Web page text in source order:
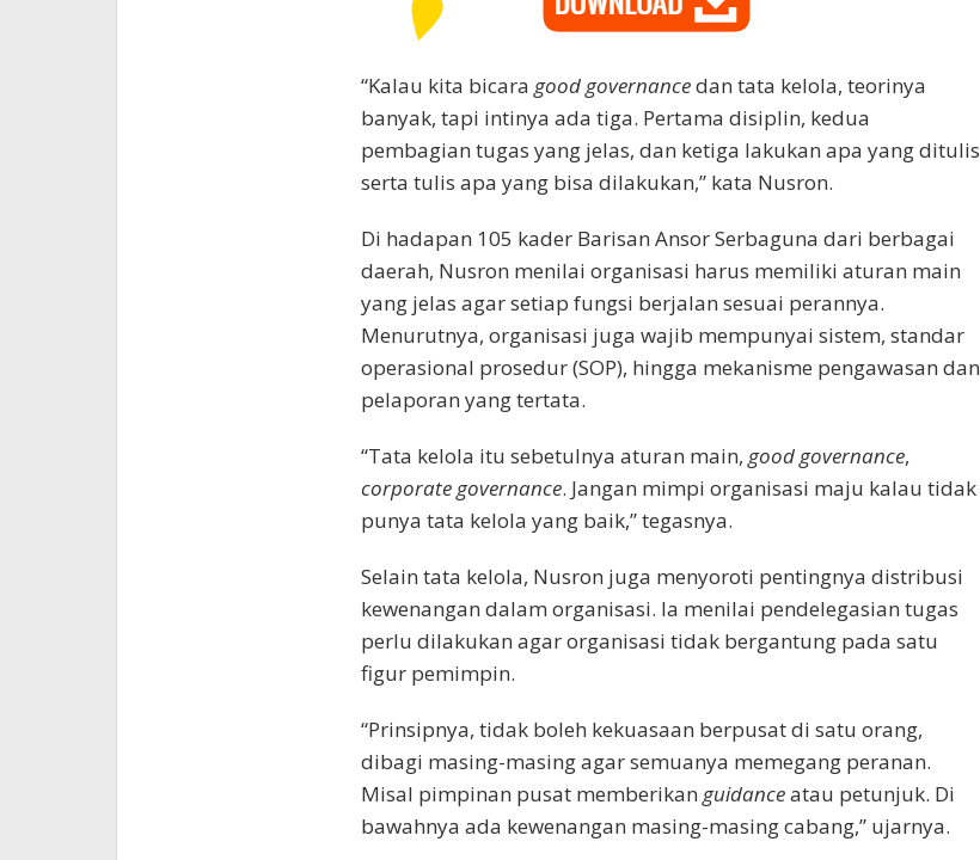
“Kalau kita bicara good governancedan tata kelola, teorinya
banyak, tapi intinya ada tiga. Pertama disiplin, kedua
pembagian tugas yang jelas, dan ketiga lakukan apa yang ditulis
serta tulis apa yang bisa dilakukan,” kata Nusron.
Di hadapan 105 kader Barisan Ansor Serbaguna dari berbagai
daerah, Nusron menilai organisasi harus memiliki aturan main
yang jelas agar setiap fungsi berjalan sesuai perannya.
Menurutnya, organisasi juga wajib mempunyai sistem, standar
operasional prosedur (SOP), hingga mekanisme pengawasan dan
pelaporan yang tertata.
“Tata kelola itu sebetulnya aturan main, good governance,
corporate governance. Jangan mimpi organisasi maju kalau tidak
punya tata kelola yang baik,” tegasnya.
Selain tata kelola, Nusron juga menyoroti pentingnya distribusi
kewenangan dalam organisasi. Ia menilai pendelegasian tugas
perlu dilakukan agar organisasi tidak bergantung pada satu
figur pemimpin.
“Prinsipnya, tidak boleh kekuasaan berpusat di satu orang,
dibagi masing-masing agar semuanya memegang peranan.
Misal pimpinan pusat memberikan guidanceatau petunjuk. Di
bawahnya ada kewenangan masing-masing cabang,” ujarnya.